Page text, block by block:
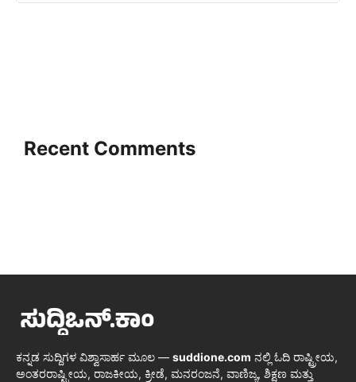
Recent Comments
ಕನ್ನಡ ಸುದ್ದಿಗಳ ವಿಶ್ವಾಸಾರ್ಹ ಮೂಲ — suddione.com ನಲ್ಲಿ ಓದಿ ರಾಷ್ಟ್ರೀಯ,
ಅಂತರರಾಷ್ಟ್ರೀಯ, ರಾಜಕೀಯ, ಕ್ರೀಡೆ, ಮನರಂಜನೆ, ವಾಣಿಜ್ಯ, ಶಿಕ್ಷಣ ಮತ್ತು